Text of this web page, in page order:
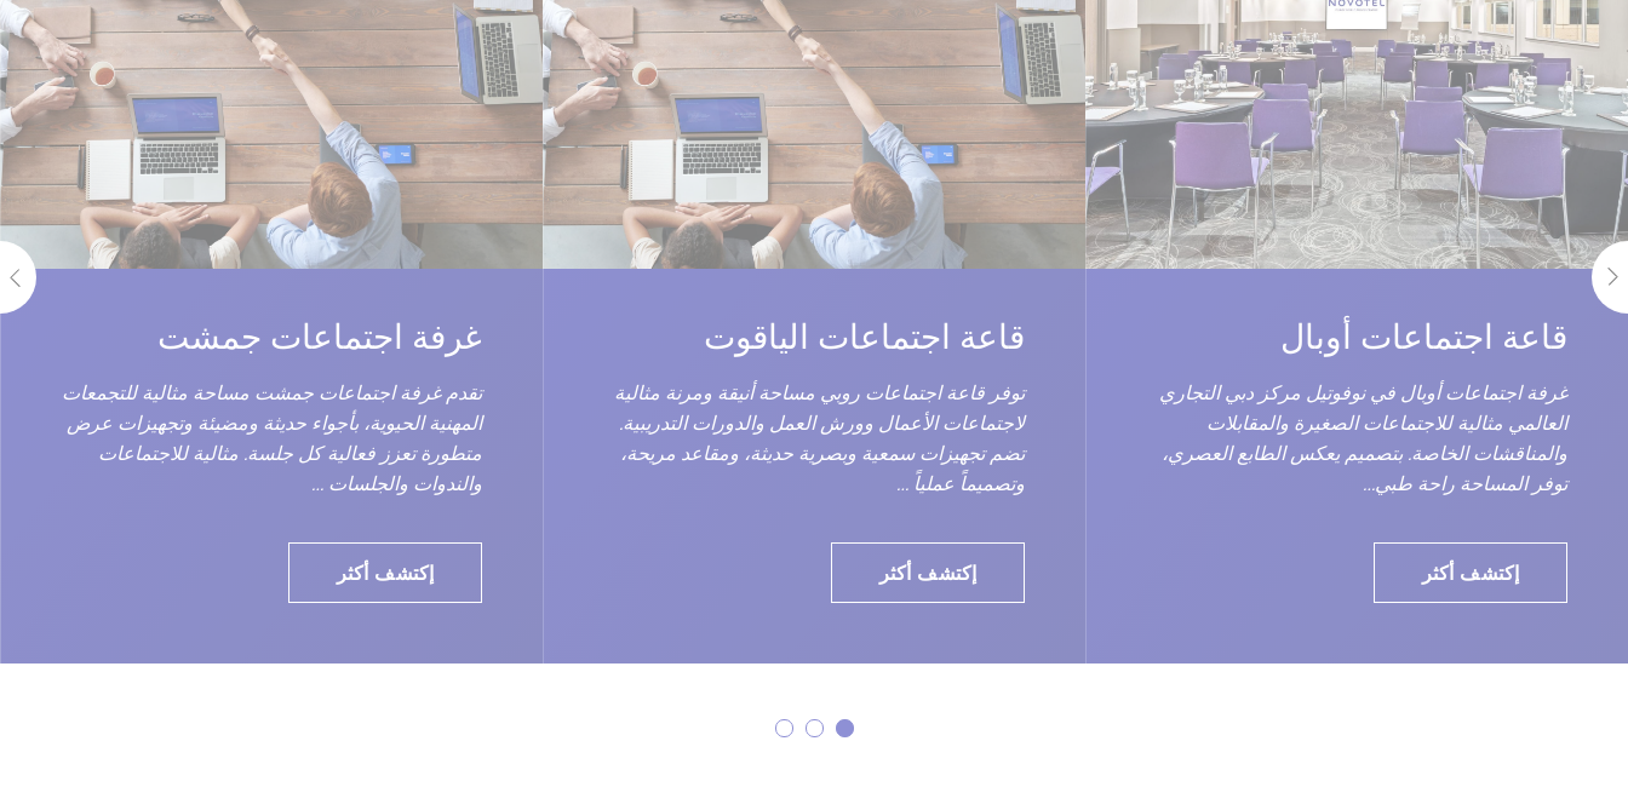
قاعة اجتماعات أوبال
غرفة اجتماعات أوبال في نوفوتيل مركز دبي التجاري
العالمي مثالية للاجتماعات الصغيرة والمقابلات
والمناقشات الخاصة. بتصميم يعكس الطابع العصري،
توفر المساحة راحة طبي…
إكتشف أكثر
قاعة اجتماعات الياقوت
توفر قاعة اجتماعات روبي مساحة أنيقة ومرنة مثالية
لاجتماعات الأعمال وورش العمل والدورات التدريبية.
تضم تجهيزات سمعية وبصرية حديثة، ومقاعد مريحة،
وتصميماً عملياً …
إكتشف أكثر
غرفة اجتماعات جمشت
تقدم غرفة اجتماعات جمشت مساحة مثالية للتجمعات
المهنية الحيوية، بأجواء حديثة ومضيئة وتجهيزات عرض
متطورة تعزز فعالية كل جلسة. مثالية للاجتماعات
والندوات والجلسات …
إكتشف أكثر